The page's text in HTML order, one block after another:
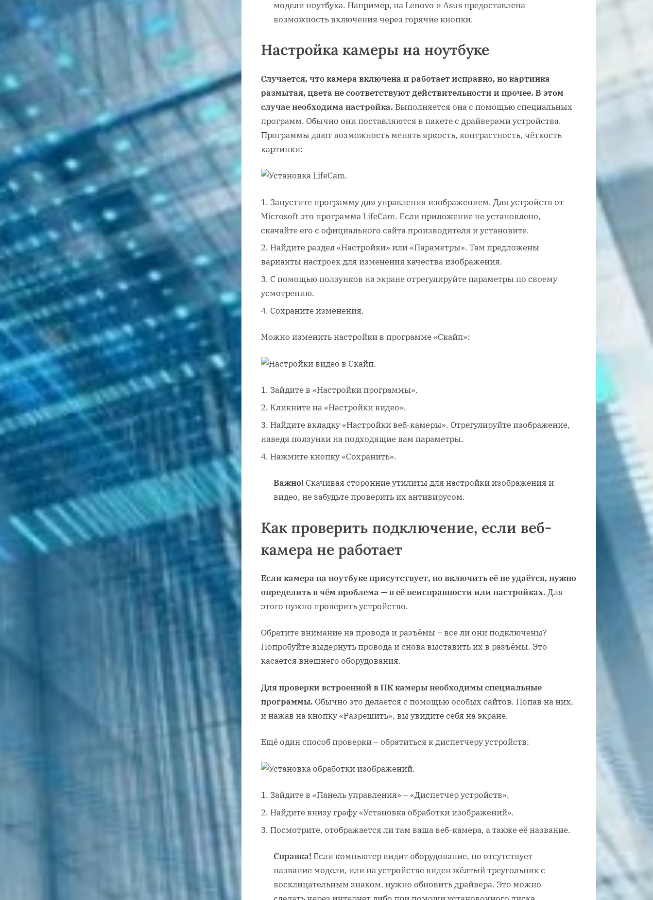
модели ноутбука. Например, на Lenovo и Asus предоставлена
возможность включения через горячие кнопки.
Настройка камеры на ноутбуке
Случается, что камера включена и работает исправно, но картинка
размытая, цвета не соответствуют действительности и прочее. В этом
случае необходима настройка. Выполняется она с помощью специальных
программ. Обычно они поставляются в пакете с драйверами устройства.
Программы дают возможность менять яркость, контрастность, чёткость
картинки:
Запустите программу для управления изображением. Для устройств от
Microsoft это программа LifeCam. Если приложение не установлено,
скачайте его с официального сайта производителя и установите.
Найдите раздел «Настройки» или «Параметры». Там предложены
варианты настроек для изменения качества изображения.
С помощью ползунков на экране отрегулируйте параметры по своему
усмотрению.
Сохраните изменения.
Можно изменить настройки в программе «Скайп»:
Зайдите в «Настройки программы».
Кликните на «Настройки видео».
Найдите вкладку «Настройки веб-камеры». Отрегулируйте изображение,
наведя ползунки на подходящие вам параметры.
Нажмите кнопку «Сохранить».
Важно! Скачивая сторонние утилиты для настройки изображения и
видео, не забудьте проверить их антивирусом.
Как проверить подключение, если веб-
камера не работает
Если камера на ноутбуке присутствует, но включить её не удаётся, нужно
определить в чём проблема — в её неисправности или настройках. Для
этого нужно проверить устройство.
Обратите внимание на провода и разъёмы – все ли они подключены?
Попробуйте выдернуть провода и снова выставить их в разъёмы. Это
касается внешнего оборудования.
Для проверки встроенной в ПК камеры необходимы специальные
программы. Обычно это делается с помощью особых сайтов. Попав на них,
и нажав на кнопку «Разрешить», вы увидите себя на экране.
Ещё один способ проверки – обратиться к диспетчеру устройств:
Зайдите в «Панель управления» – «Диспетчер устройств».
Найдите внизу графу «Установка обработки изображений».
Посмотрите, отображается ли там ваша веб-камера, а также её название.
Справка! Если компьютер видит оборудование, но отсутствует
название модели, или на устройстве виден жёлтый треугольник с
восклицательным знаком, нужно обновить драйвера. Это можно